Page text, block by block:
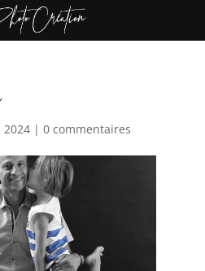
2024| 0 commentaires